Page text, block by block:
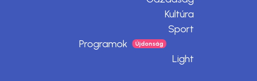
Kultúra
Sport
Programok
Light